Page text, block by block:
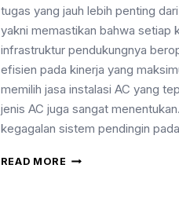
tugas yang jauh lebih penting
yakni memastikan bahwa setiap
infrastruktur pendukungnya
efisien pada kinerja yang
memilih jasa instalasi AC yang
jenis AC juga sangat
kegagalan sistem pendingin
READ MORE